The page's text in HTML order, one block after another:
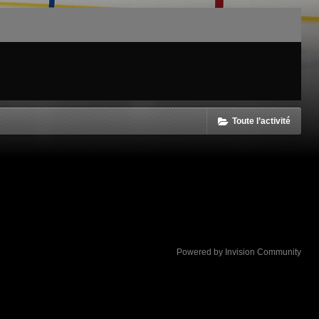
Toute l’activité
Powered by Invision Community